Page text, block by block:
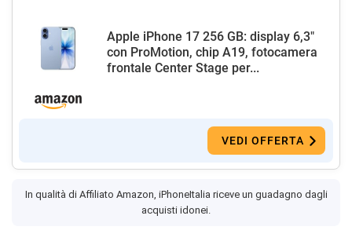
Apple iPhone 17 256 GB: display 6,3"
con ProMotion, chip A19, fotocamera
frontale Center Stage per...
VEDI OFFERTA
In qualità di Affiliato Amazon, iPhoneItalia riceve un guadagno dagli
acquisti idonei.